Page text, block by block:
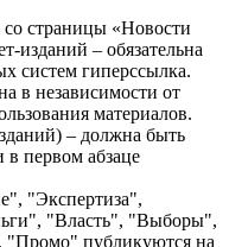
страницы «Новости
изданий – обязательна
систем гиперссылка.
в независимости от
материалов.
– должна быть
в первом абзаце
"Экспертиза",
"Власть", "Выборы",
"Промо" публикуются на